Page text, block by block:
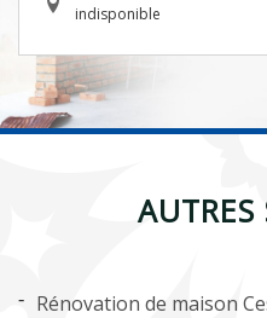
indisponible
AUTRES
Rénovation de maison